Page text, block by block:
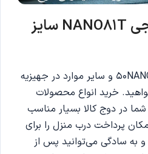
خرید تلویزیون ال جی NANO81T سایز
50NANO81T و سایر موارد در جهیزیه
خرید انواع محصولات
در دوج کالا بسیار مناسب
پرداخت درب منزل را برای
به سادگی می‌توانید پس از